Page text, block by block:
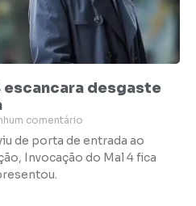
desgaste
comentário
de porta de entrada ao
Invocação do Mal 4 fica